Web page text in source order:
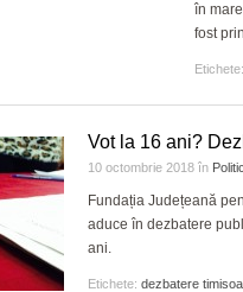
în
fost
Etichete:
Vot la 16 ani?
10 octombrie 2018 în
Fundația Județeană
aduce în dezbatere
ani.
Etichete: dezbatere